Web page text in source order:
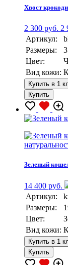
Хвост
2 300 руб. 2
Артикул:
Размеры:
Цвет:
Вид кожи:
Купить в 1
Купить
Зеленый
14 400 руб.
Артикул:
Размеры:
Цвет:
Вид кожи:
Купить в 1
Купить